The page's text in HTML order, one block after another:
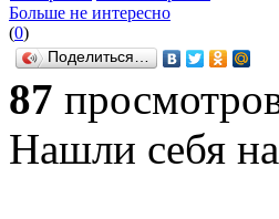
Больше не интересно
(0)
Поделиться…
87
Нашли себя